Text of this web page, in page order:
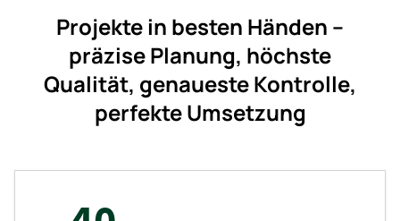
Projekte in besten Händen –
präzise Planung, höchste
Qualität, genaueste Kontrolle,
perfekte Umsetzung